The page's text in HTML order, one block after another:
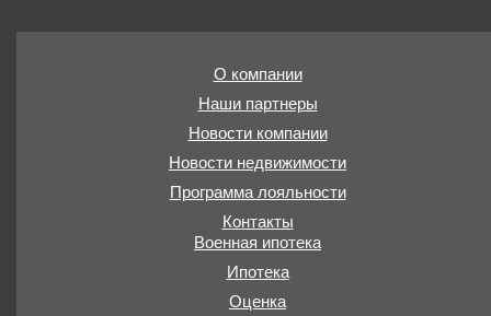
О компании
Наши партнеры
Новости компании
Новости недвижимости
Программа лояльности
Контакты
Военная ипотека
Ипотека
Оценка